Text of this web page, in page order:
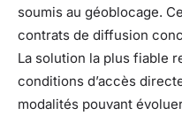
soumis au géoblocage.
contrats de diffusion
La solution la plus fiable
conditions d’accès
modalités pouvant